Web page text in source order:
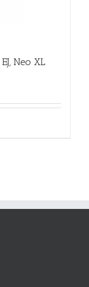
Neo XL